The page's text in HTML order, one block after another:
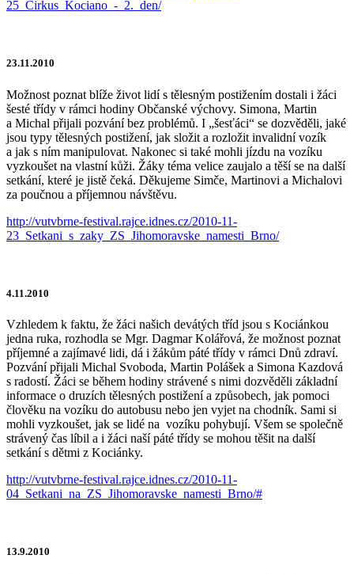
25_Cirkus_Kociano_-_2._den/
23.11.2010
Možnost poznat blíže život lidí s tělesným postižením dostali i žáci
šesté třídy v rámci hodiny Občanské výchovy. Simona, Martin
a Michal přijali pozvání bez problémů. I „šesťáci“ se dozvěděli, jaké
jsou typy tělesných postižení, jak složit a rozložit invalidní vozík
a jak s ním manipulovat. Nakonec si také mohli jízdu na vozíku
vyzkoušet na vlastní kůži. Žáky téma velice zaujalo a těší se na další
setkání, které je jistě čeká. Děkujeme Simče, Martinovi a Michalovi
za poučnou a příjemnou návštěvu.
http://vutvbrne-festival.rajce.idnes.cz/2010-11-
23_Setkani_s_zaky_ZS_Jihomoravske_namesti_Brno/
4.11.2010
Vzhledem k faktu, že žáci našich devátých tříd jsou s Kociánkou
jedna ruka, rozhodla se Mgr. Dagmar Kolářová, že možnost poznat
příjemné a zajímavé lidi, dá i žákům páté třídy v rámci Dnů zdraví.
Pozvání přijali Michal Svoboda, Martin Polášek a Simona Kazdová
s radostí. Žáci se během hodiny strávené s nimi dozvěděli základní
informace o druzích tělesných postižení a způsobech, jak pomoci
člověku na vozíku do autobusu nebo jen vyjet na chodník. Sami si
mohli vyzkoušet, jak se lidé na vozíku pohybují. Všem se společně
strávený čas líbil a i žáci naší páté třídy se mohou těšit na další
setkání s dětmi z Kociánky.
http://vutvbrne-festival.rajce.idnes.cz/2010-11-
04_Setkani_na_ZS_Jihomoravske_namesti_Brno/#
13.9.2010